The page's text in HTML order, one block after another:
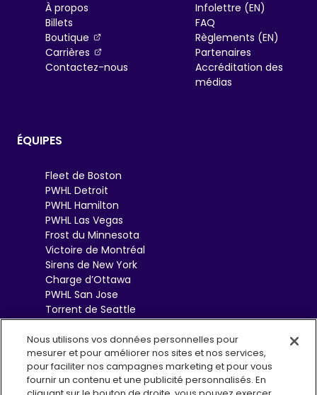
À propos
Billets
Boutique
, opens in a new tab
Carrières
, opens in a new tab
Contactez-nous
Infolettre (EN)
FAQ
Règlements (EN)
Partenaires
Accréditation des
médias
ÉQUIPES
Fleet de Boston
PWHL Detroit
PWHL Hamilton
PWHL Las Vegas
Frost du Minnesota
Victoire de Montréal
Sirens de New York
Charge d’Ottawa
PWHL San Jose
Torrent de Seattle
Sceptres de Toronto
Goldeneyes de
Vancouver
Nous utilisons vos données personnelles pour
mesurer et pour améliorer nos sites et nos services,
pour faciliter nos campagnes marketing et pour vous
fournir un contenu et une publicité personnalisés. En